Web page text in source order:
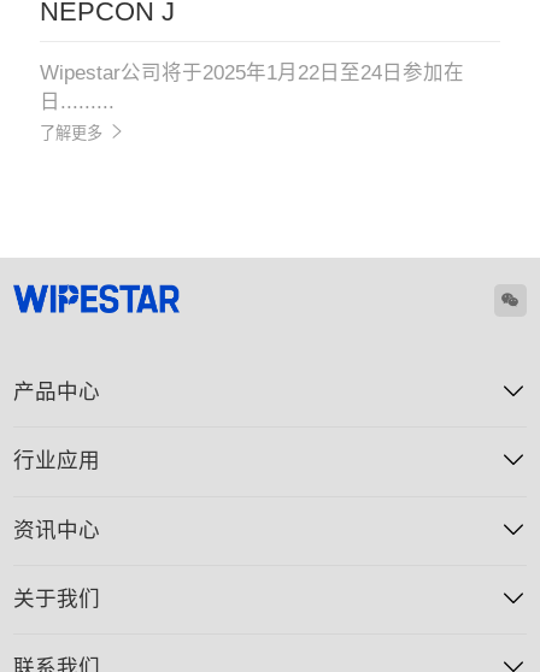
NEPCON J
Wipestar公司将于2025年1月22日至24日参加在
日.........
了解更多
产品中心
行业应用
资讯中心
关于我们
联系我们